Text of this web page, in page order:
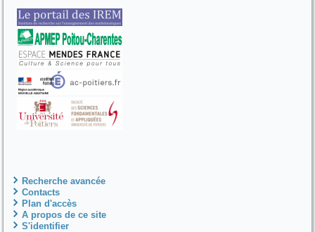
Recherche avancée
Contacts
Plan d'accès
A propos de ce site
S'identifier